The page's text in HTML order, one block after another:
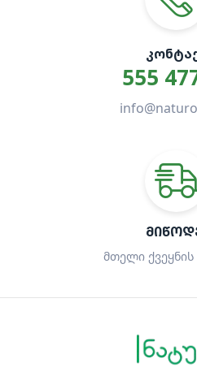
555
მთელი